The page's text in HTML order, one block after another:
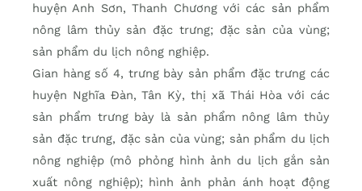
huyện Anh Sơn, Thanh Chương với các sản phẩm
nông lâm thủy sản đặc trưng; đặc sản của vùng;
sản phẩm du lịch nông nghiệp.
Gian hàng số 4, trưng bày sản phẩm đặc trưng các
huyện Nghĩa Đàn, Tân Kỳ, thị xã Thái Hòa với các
sản phẩm trưng bày là sản phẩm nông lâm thủy
sản đặc trưng, đặc sản của vùng; sản phẩm du lịch
nông nghiệp (mô phỏng hình ảnh du lịch gắn sản
xuất nông nghiệp); hình ảnh phản ánh hoạt động